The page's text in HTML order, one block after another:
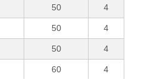
50 4
50 4
50 4
60 4